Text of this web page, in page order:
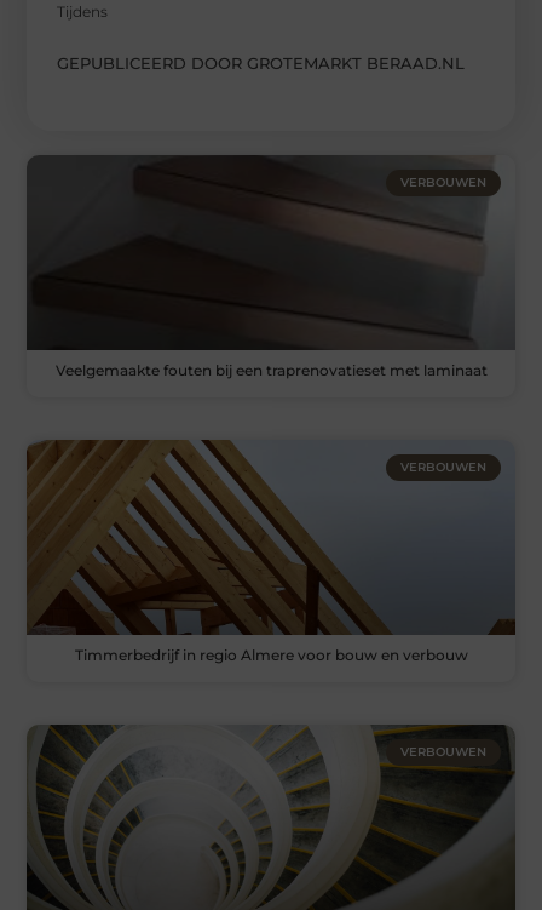
Tijdens
GEPUBLICEERD DOOR GROTEMARKT BERAAD.NL
VERBOUWEN
Veelgemaakte fouten bij een traprenovatieset met laminaat
VERBOUWEN
Timmerbedrijf in regio Almere voor bouw en verbouw
VERBOUWEN